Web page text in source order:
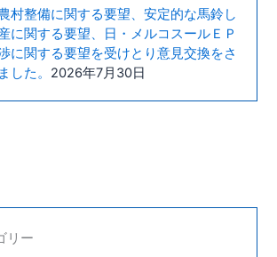
村整備に関する要望、安定的な馬鈴し
に関する要望、日・メルコスールＥＰ
に関する要望を受けとり意見交換をさ
した。 2026年7月30日
リー